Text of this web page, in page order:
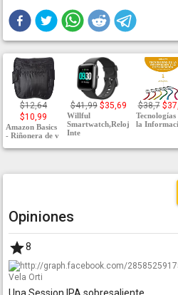
$12,64
$10,99
Amazon Basics
- Riñonera de v
$41,99 $35,69
Willful
Smartwatch,Reloj
Inte
$38,7
Tecnologías
la
Opiniones
8
Vela Orti
Una Session IPA sobresaliente